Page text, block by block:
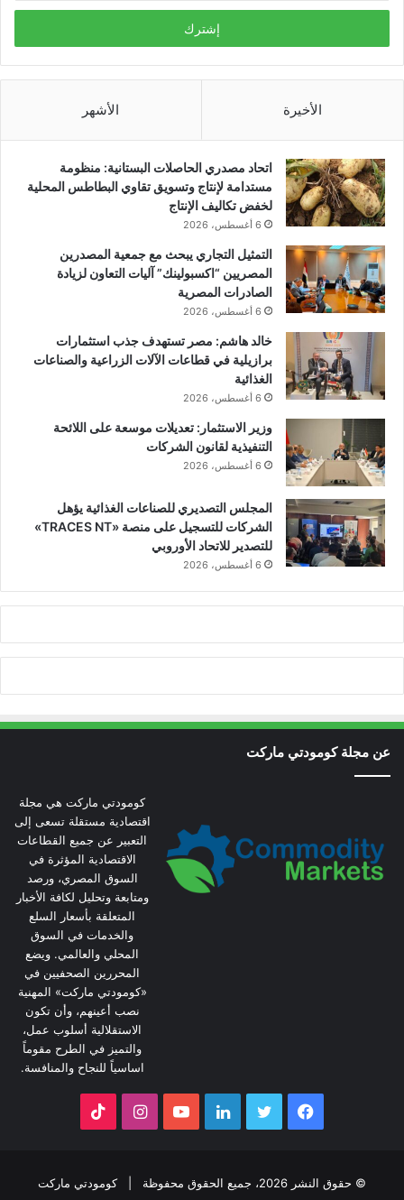
الإلكتروني
الأخيرة الأشهر
اتحاد مصدري الحاصلات البستانية: منظومة
مستدامة لإنتاج وتسويق تقاوي البطاطس المحلية
لخفض تكاليف الإنتاج
6 أغسطس، 2026
التمثيل التجاري يبحث مع جمعية المصدرين
المصريين “اكسبولينك” آليات التعاون لزيادة
الصادرات المصرية
6 أغسطس، 2026
خالد هاشم: مصر تستهدف جذب استثمارات
برازيلية في قطاعات الآلات الزراعية والصناعات
الغذائية
6 أغسطس، 2026
وزير الاستثمار: تعديلات موسعة على اللائحة
التنفيذية لقانون الشركات
6 أغسطس، 2026
المجلس التصديري للصناعات الغذائية يؤهل
الشركات للتسجيل على منصة «TRACES NT»
للتصدير للاتحاد الأوروبي
6 أغسطس، 2026
عن مجلة كومودتي ماركت
كومودتي ماركت هي مجلة
اقتصادية مستقلة تسعى إلى
التعبير عن جميع القطاعات
الاقتصادية المؤثرة في
السوق المصري، ورصد
ومتابعة وتحليل لكافة الأخبار
المتعلقة بأسعار السلع
والخدمات في السوق
المحلي والعالمي. ويضع
المحررين الصحفيين في
«كومودتي ماركت» المهنية
نصب أعينهم، وأن تكون
الاستقلالية أسلوب عمل،
والتميز في الطرح مقوماً
اساسياً للنجاح والمنافسة.
فيسبوك تويتر لينكدإنيوتيوبانستقرام
© حقوق النشر 2026، جميع الحقوق محفوظة | كومودتي ماركت